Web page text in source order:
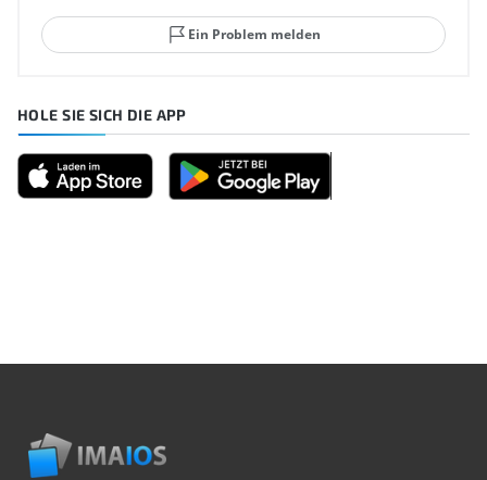
Ein Problem melden
HOLE SIE SICH DIE APP